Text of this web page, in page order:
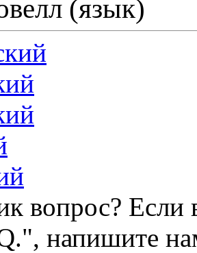
(язык)
вопрос? Если
напишите